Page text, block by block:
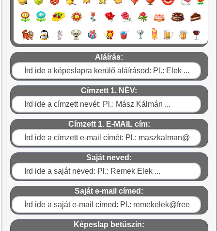
Aláírás:
Címzett 1. NÉV:
Címzett 1. E-MAIL cím:
Saját neved:
Saját e-mail címed:
Képeslap betűszín: